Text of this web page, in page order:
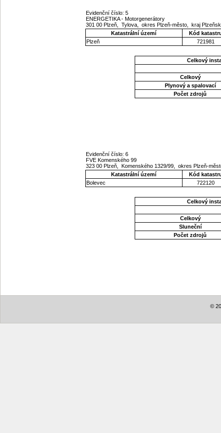
Evidenční číslo: 5
ENERGETIKA - Motorgenerátory
301 00 Plzeň, Tylova, okres Plzeň-město, kraj
Katastrální území
Kód
Plzeň
721981
Celkový
Celkový
Plynový a spalovací
Počet zdrojů
Evidenční číslo: 6
FVE Komenského 99
323 00 Plzeň, Komenského 1329/99, okres Plzeň-
Katastrální území
Kód
Bolevec
722120
Celkový
Celkový
Sluneční
Počet zdrojů
©